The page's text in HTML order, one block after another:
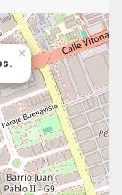
×